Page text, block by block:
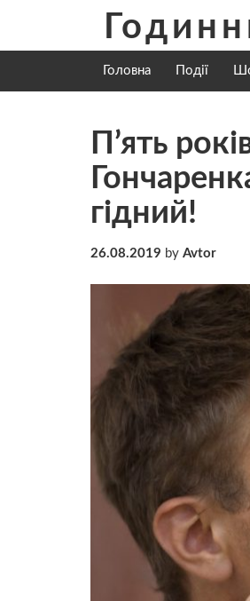
content
Головна Події
П’ять
гідний!
26.08.2019 by Avtor